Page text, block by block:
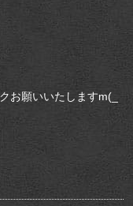
お願いいたしますm(_